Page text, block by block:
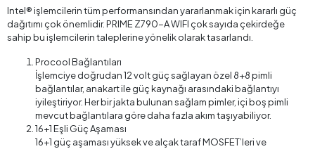
Intel® işlemcilerin tüm performansından yararlanmak için kararlı güç
dağıtımı çok önemlidir. PRIME Z790-A WIFI çok sayıda çekirdeğe
sahip bu işlemcilerin taleplerine yönelik olarak tasarlandı.
Procool Bağlantıları
İşlemciye doğrudan 12 volt güç sağlayan özel 8+8 pimli
bağlantılar, anakart ile güç kaynağı arasındaki bağlantıyı
iyileştiriyor. Her bir jakta bulunan sağlam pimler, içi boş pimli
mevcut bağlantılara göre daha fazla akım taşıyabiliyor.
16+1 Eşli Güç Aşaması
16+1 güç aşaması yüksek ve alçak taraf MOSFET’leri ve